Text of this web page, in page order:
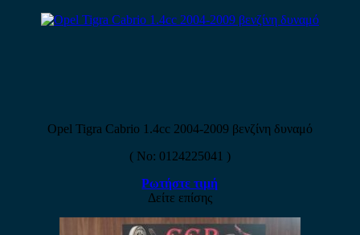
Opel Tigra Cabrio 1.4cc 2004-2009 βενζίνη δυναμό
( No: 0124225041 )
Ρωτήστε τιμή
Δείτε επίσης